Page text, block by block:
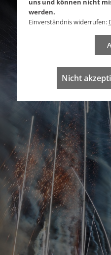
werden.
Einverständnis widerrufen:
Nicht